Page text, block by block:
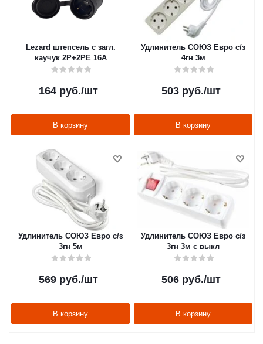
Lezard штепсель с загл.
каучук 2Р+2РЕ 16А
164 руб./шт
В корзину
Удлинитель СОЮЗ Евро с/з
4гн 3м
503 руб./шт
В корзину
Удлинитель СОЮЗ Евро с/з
3гн 5м
569 руб./шт
В корзину
Удлинитель СОЮЗ Евро с/з
3гн 3м с выкл
506 руб./шт
В корзину